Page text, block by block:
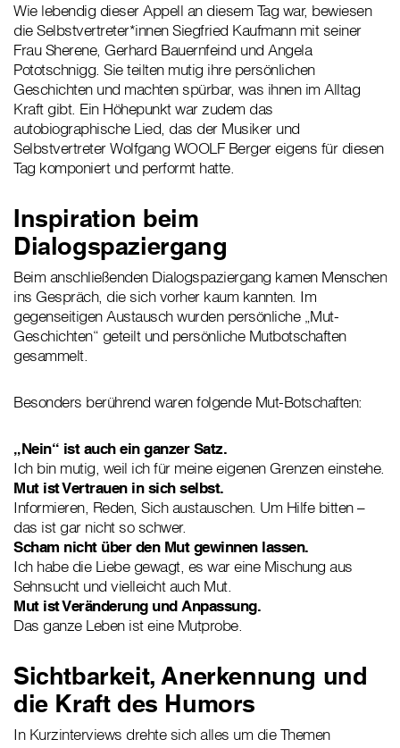
Wie lebendig dieser Appell an diesem Tag war, bewiesen
die Selbstvertreter*innen Siegfried Kaufmann mit seiner
Frau Sherene, Gerhard Bauernfeind und Angela
Pototschnigg. Sie teilten mutig ihre persönlichen
Geschichten und machten spürbar, was ihnen im Alltag
Kraft gibt. Ein Höhepunkt war zudem das
autobiographische Lied, das der Musiker und
Selbstvertreter Wolfgang WOOLF Berger eigens für diesen
Tag komponiert und performt hatte.
Inspiration beim
Dialogspaziergang
Beim anschließenden Dialogspaziergang kamen Menschen
ins Gespräch, die sich vorher kaum kannten. Im
gegenseitigen Austausch wurden persönliche „Mut-
Geschichten“ geteilt und persönliche Mutbotschaften
gesammelt.
Besonders berührend waren folgende Mut-Botschaften:
„Nein“ ist auch ein ganzer Satz.
Ich bin mutig, weil ich für meine eigenen Grenzen einstehe.
Mut ist Vertrauen in sich selbst.
Informieren, Reden, Sich austauschen. Um Hilfe bitten –
das ist gar nicht so schwer.
Scham nicht über den Mut gewinnen lassen.
Ich habe die Liebe gewagt, es war eine Mischung aus
Sehnsucht und vielleicht auch Mut.
Mut ist Veränderung und Anpassung.
Das ganze Leben ist eine Mutprobe.
Sichtbarkeit, Anerkennung und
die Kraft des Humors
In Kurzinterviews drehte sich alles um die Themen